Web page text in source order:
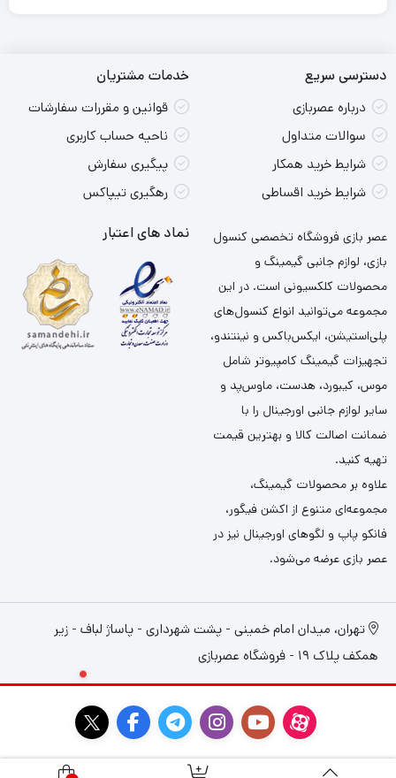
دسترسی سریع
درباره عصربازی
سوالات متداول
شرایط خرید همکار
شرایط خرید اقساطی
خدمات مشتریان
قوانین و مقررات سفارشات
ناحیه حساب کاربری
پیگیری سفارش
رهگیری تیپاکس
عصر بازی فروشگاه تخصصی کنسول
بازی، لوازم جانبی گیمینگ و
محصولات کلکسیونی است. در این
مجموعه می‌توانید انواع کنسول‌های
پلی‌استیشن، ایکس‌باکس و نینتندو،
تجهیزات گیمینگ کامپیوتر شامل
موس، کیبورد، هدست، ماوس‌پد و
سایر لوازم جانبی اورجینال را با
ضمانت اصالت کالا و بهترین قیمت
تهیه کنید.
علاوه بر محصولات گیمینگ،
مجموعه‌ای متنوع از اکشن فیگور،
فانکو پاپ و لگوهای اورجینال نیز در
عصر بازی عرضه می‌شود.
نماد های اعتبار
تهران، میدان امام خمینی - پشت شهرداری - پاساژ لباف - زیر
همکف پلاک 19 - فروشگاه عصربازی